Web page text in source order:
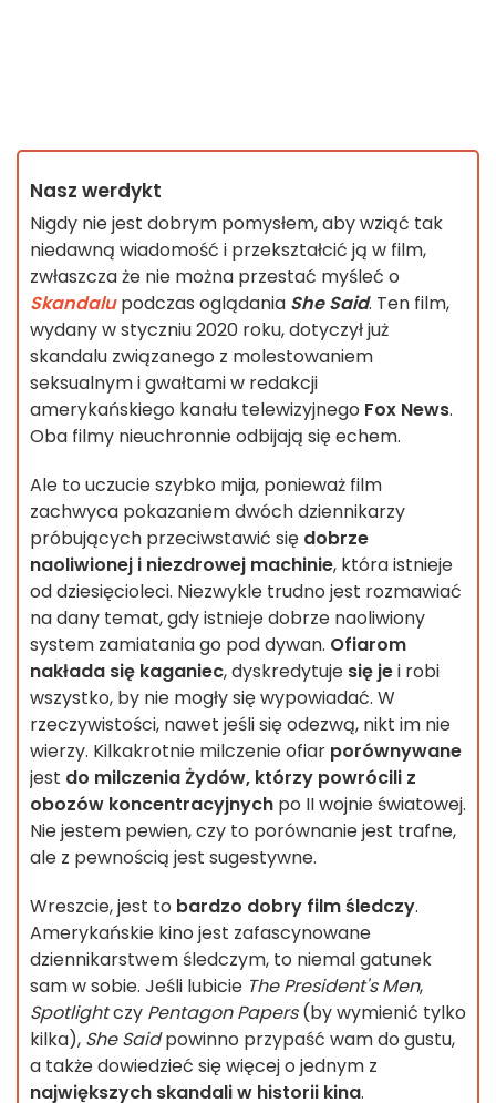
Nasz werdykt
Nigdy nie jest dobrym pomysłem, aby wziąć tak
niedawną wiadomość i przekształcić ją w film,
zwłaszcza że nie można przestać myśleć o
Skandalupodczas oglądania She Said. Ten film,
wydany w styczniu 2020 roku, dotyczył już
skandalu związanego z molestowaniem
seksualnym i gwałtami w redakcji
amerykańskiego kanału telewizyjnego Fox News.
Oba filmy nieuchronnie odbijają się echem.
Ale to uczucie szybko mija, ponieważ film
zachwyca pokazaniem dwóch dziennikarzy
próbujących przeciwstawić się dobrze
naoliwionej i niezdrowej machinie, która istnieje
od dziesięcioleci. Niezwykle trudno jest rozmawiać
na dany temat, gdy istnieje dobrze naoliwiony
system zamiatania go pod dywan. Ofiarom
nakłada się kaganiec, dyskredytuje się jei robi
wszystko, by nie mogły się wypowiadać. W
rzeczywistości, nawet jeśli się odezwą, nikt im nie
wierzy. Kilkakrotnie milczenie ofiar porównywane
jest do milczenia Żydów, którzy powrócili z
obozów koncentracyjnych po II wojnie światowej.
Nie jestem pewien, czy to porównanie jest trafne,
ale z pewnością jest sugestywne.
Wreszcie, jest to bardzo dobry film śledczy.
Amerykańskie kino jest zafascynowane
dziennikarstwem śledczym, to niemal gatunek
sam w sobie. Jeśli lubicie The President's Men,
Spotlightczy Pentagon Papers(by wymienić tylko
kilka), She Saidpowinno przypaść wam do gustu,
a także dowiedzieć się więcej o jednym z
największych skandali w historii kina.